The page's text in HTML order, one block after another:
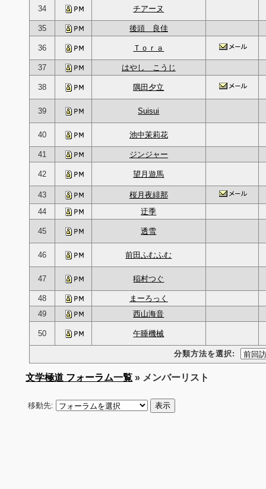
34 チアーヌ
35 後頭 良佳
36 Ｔｏｒａ
37 はやし こうじ
38 隅田夕立
39 Suisui
40 池中茉莉花
41 ジンジャー
42 望月遊馬
43
桜月夜緋那
44
迂季
45 透雪
46 前田ふむふむ
47 稲村つぐ
48
まーろっく
49
西山海音
50 午睡機械
分類方法を選択:
文学極道 フォーラム一覧 » メンバーリスト
移動先: